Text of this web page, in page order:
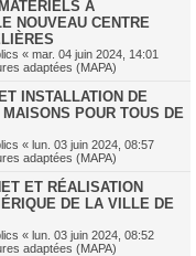
À
NOUVEAU CENTRE
« mar. 04 juin 2024, 14:01
adaptées (MAPA)
INSTALLATION DE
POUR TOUS DE
« lun. 03 juin 2024, 08:57
adaptées (MAPA)
ET RÉALISATION
DE LA VILLE DE
« lun. 03 juin 2024, 08:52
adaptées (MAPA)